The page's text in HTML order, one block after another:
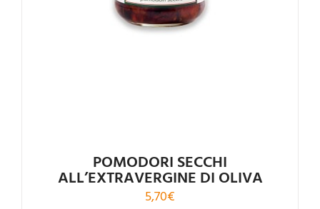
POMODORI SECCHI
ALL’EXTRAVERGINE DI OLIVA
5,70€